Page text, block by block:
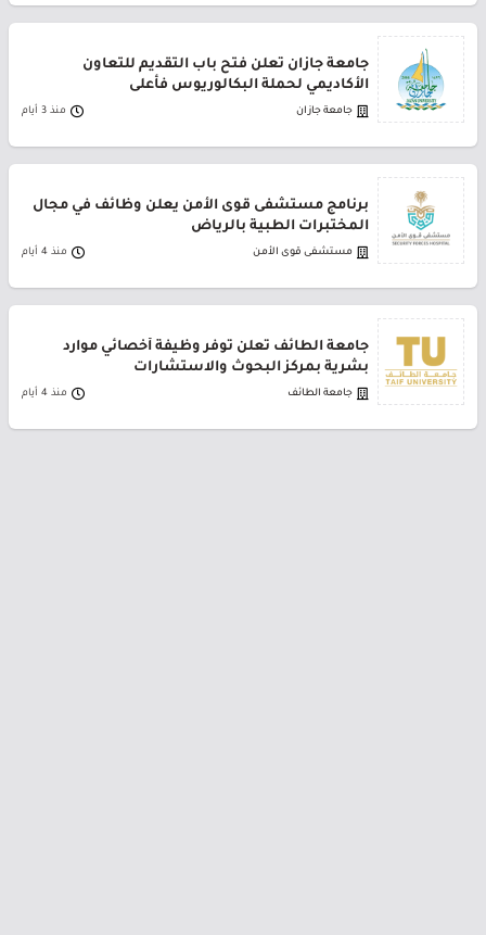
جامعة جازان تعلن فتح باب التقديم للتعاون
الأكاديمي لحملة البكالوريوس فأعلى
جامعة جازان منذ 3 أيام
برنامج مستشفى قوى الأمن يعلن وظائف في مجال
المختبرات الطبية بالرياض
مستشفى قوى الأمن منذ 4 أيام
جامعة الطائف تعلن توفر وظيفة أخصائي موارد
بشرية بمركز البحوث والاستشارات
جامعة الطائف منذ 4 أيام